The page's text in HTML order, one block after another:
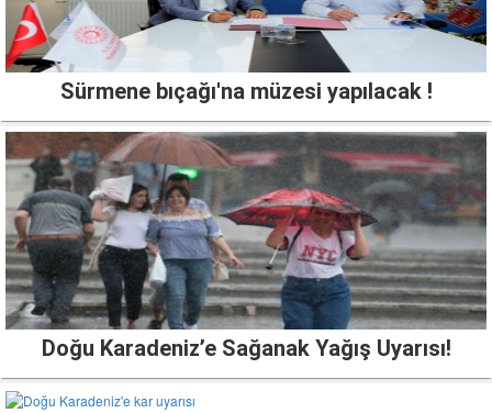
Sürmene bıçağı'na müzesi yapılacak !
Doğu Karadeniz’e Sağanak Yağış Uyarısı!